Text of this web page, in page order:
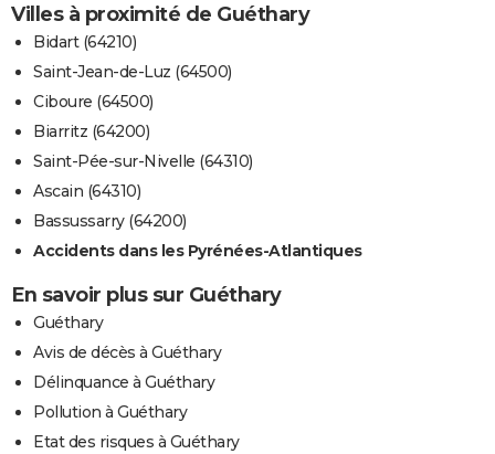
Villes à proximité de Guéthary
Bidart (64210)
Saint-Jean-de-Luz (64500)
Ciboure (64500)
Biarritz (64200)
Saint-Pée-sur-Nivelle (64310)
Ascain (64310)
Bassussarry (64200)
Accidents dans les Pyrénées-Atlantiques
En savoir plus sur Guéthary
Guéthary
Avis de décès à Guéthary
Délinquance à Guéthary
Pollution à Guéthary
Etat des risques à Guéthary